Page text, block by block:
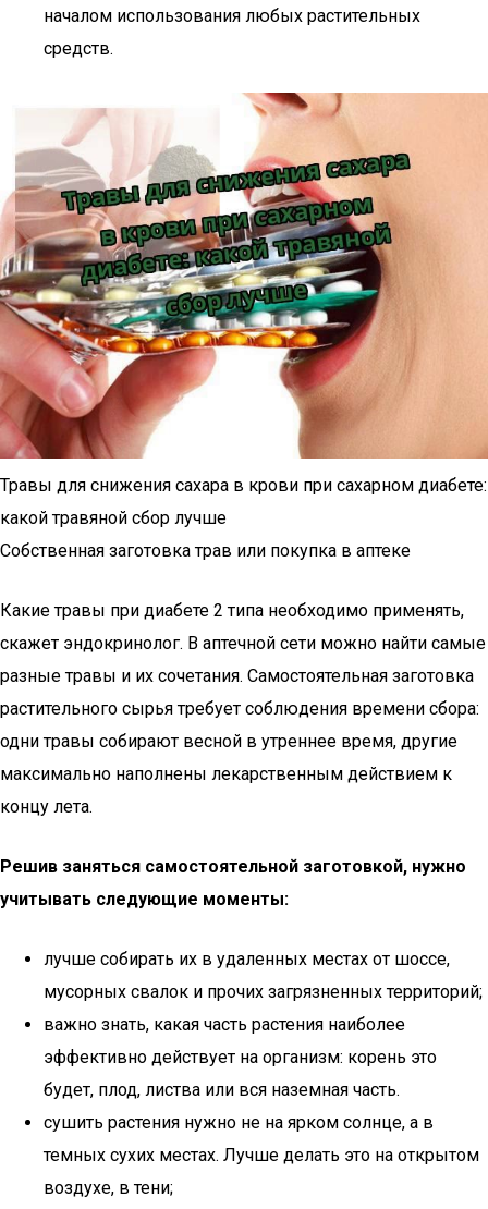
началом использования любых растительных
средств.
Травы для снижения сахара в крови при сахарном диабете:
какой травяной сбор лучше
Собственная заготовка трав или покупка в аптеке
Какие травы при диабете 2 типа необходимо применять,
скажет эндокринолог. В аптечной сети можно найти самые
разные травы и их сочетания. Самостоятельная заготовка
растительного сырья требует соблюдения времени сбора:
одни травы собирают весной в утреннее время, другие
максимально наполнены лекарственным действием к
концу лета.
Решив заняться самостоятельной заготовкой, нужно
учитывать следующие моменты:
лучше собирать их в удаленных местах от шоссе,
мусорных свалок и прочих загрязненных территорий;
важно знать, какая часть растения наиболее
эффективно действует на организм: корень это
будет, плод, листва или вся наземная часть.
сушить растения нужно не на ярком солнце, а в
темных сухих местах. Лучше делать это на открытом
воздухе, в тени;